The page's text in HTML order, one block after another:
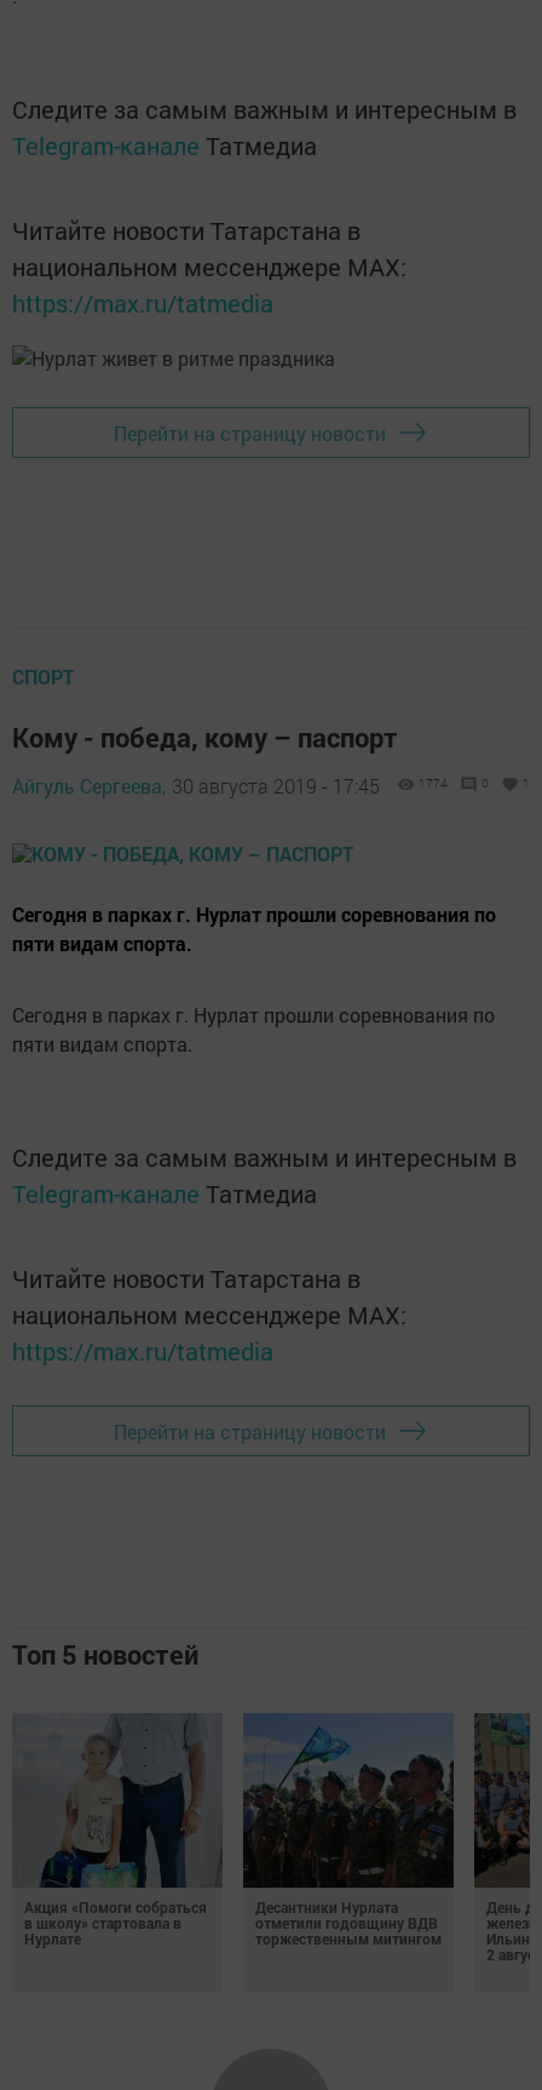
Следите за самым важным и интересным в
Telegram-канале Татмедиа
Читайте новости Татарстана в
национальном мессенджере MАХ:
https://max.ru/tatmedia
Перейти на страницу новости
СПОРТ
Кому - победа, кому – паспорт
Айгуль Сергеева, 30 августа 2019 - 17:45 1774 0 1
Сегодня в парках г. Нурлат прошли соревнования по
пяти видам спорта.
Сегодня в парках г. Нурлат прошли соревнования по
пяти видам спорта.
Следите за самым важным и интересным в
Telegram-канале Татмедиа
Читайте новости Татарстана в
национальном мессенджере MАХ:
https://max.ru/tatmedia
Перейти на страницу новости
Топ 5 новостей
Акция «Помоги собраться
в школу» стартовала в
Нурлате
Десантники Нурлата
отметили годовщину ВДВ
торжественным митингом
День
Ильин
2